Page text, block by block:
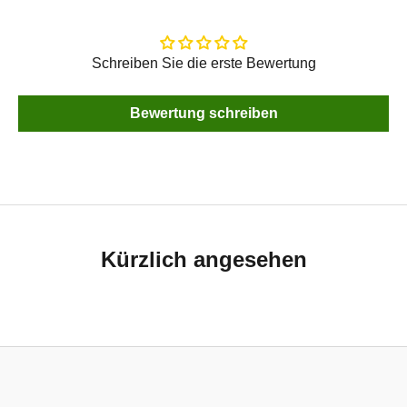
Schreiben Sie die erste Bewertung
Bewertung schreiben
Kürzlich angesehen